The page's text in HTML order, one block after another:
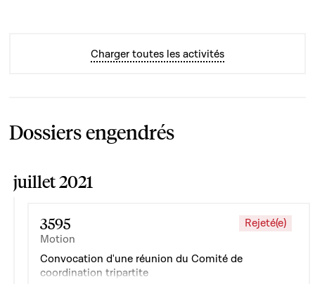
Charger toutes les activités
Dossiers engendrés
juillet 2021
3595
Motion
Rejeté(e)
Convocation d'une réunion du Comité de
coordination tripartite